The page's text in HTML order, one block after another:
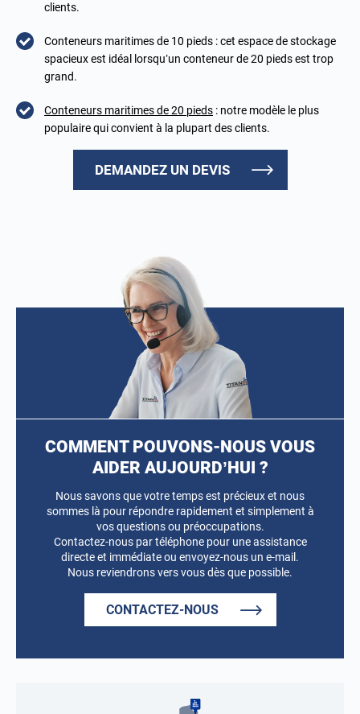
clients.
Conteneurs maritimes de 10 pieds : cet espace de stockage
spacieux est idéal lorsqu’un conteneur de 20 pieds est trop
grand.
Conteneurs maritimes de 20 pieds : notre modèle le plus
populaire qui convient à la plupart des clients.
DEMANDEZ UN DEVIS
COMMENT POUVONS-NOUS VOUS
AIDER AUJOURD’HUI ?
Nous savons que votre temps est précieux et nous
sommes là pour répondre rapidement et simplement à
vos questions ou préoccupations.
Contactez-nous par téléphone pour une assistance
directe et immédiate ou envoyez-nous un e-mail.
Nous reviendrons vers vous dès que possible.
CONTACTEZ-NOUS